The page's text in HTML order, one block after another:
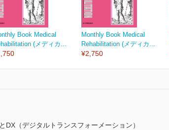
Book Medical
(メディカ...
Monthly Book Medical
Rehabilitation (メディカ...
¥2,750
DX（デジタルトランスフォーメーション）